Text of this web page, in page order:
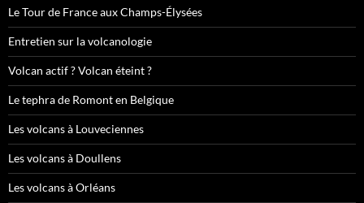
Le Tour de France aux Champs-Élysées
Entretien sur la volcanologie
Volcan actif ? Volcan éteint ?
Le tephra de Romont en Belgique
Les volcans à Louveciennes
Les volcans à Doullens
Les volcans à Orléans